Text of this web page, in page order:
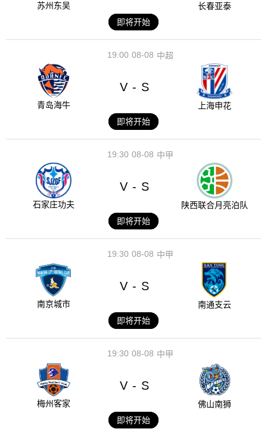
苏州东吴
长春亚泰
即将开始
08-08
19:00 中超
青岛海牛
V - S
上海申花
即将开始
08-08
19:30 中甲
石家庄功夫
V - S
陕西联合月亮泊队
即将开始
08-08
19:30 中甲
南京城市
V - S
南通支云
即将开始
08-08
19:30 中甲
梅州客家
V - S
佛山南狮
即将开始